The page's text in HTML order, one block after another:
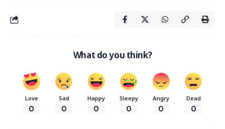
What do you think?
Love
0
Sad
0
Happy
0
Sleepy
0
Angry
0
Dead
0